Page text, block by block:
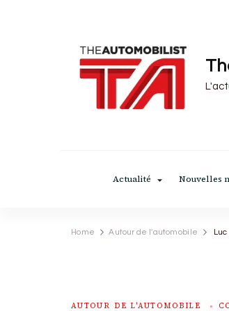
Actualité Nouvelles
Home Autour de l'automobile
AUTOUR DE L'AUTOMOBILE